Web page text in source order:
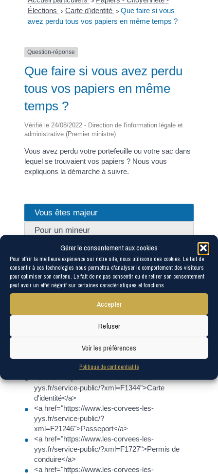
Gérer le consentement aux cookies
Pour offrir la meilleure expérience sur notre site, nous utilisons des cookies. Le fait de
consentir à ces technologies nous permettra d'analyser le comportement des visiteurs
pour optimiser son contenu. Le fait de ne pas consentir ou de retirer son consentement
peut avoir un effet négatif sur certaines caractéristiques et fonctions.
Accepter
Refuser
Voir les préférences
Politique de confidentialité
Élections > Carte d'identité > Que faire si vous
avez perdu tous vos papiers en même temps ?
Question-réponse
Que faire si vous avez perdu
tous vos papiers en même
temps ?
Vérifié le 24/08/2022 - Direction de l'information légale et
administrative (Premier ministre)
Vous avez perdu votre portefeuille ou votre sac dans
lequel se trouvaient vos papiers ? Nous vous
expliquons la démarche à suivre.
Vous êtes majeur
Pour un mineur
Si vous avez perdu votre carte d'identité et/ou votre
passeport, ainsi que votre permis de conduire et/ou
votre carte grise et/ou votre carte Vitale et/ou votre
carte d'électeur et/ou votre livret de famille, il faut
d'abord demander une nouvelle carte d'identité ou un
En effet, pour la demande des autres documents, il
Le remplacement de chaque document doit faire
yys.fr/service-public/?xml=F1344">Carte
d'identité</a>
<a href="https://www.les-corvees-les-
yys.fr/service-public/?
xml=F21246">Passeport</a>
<a href="https://www.les-corvees-les-
yys.fr/service-public/?xml=F1727">Permis de
conduire</a>
<a href="https://www.les-corvees-les-